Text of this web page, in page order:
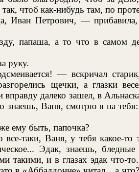
чтоб как-нибудь там, по
Иван Петрович, —
папаша, а то что в самом
руку.
— вскричал
щечки, а глазки
далеко зашел, в
знаешь, Ваня, смотрю я на
ему быть, папочка?
таки, Ваня, у тебя какое-то
Эдак, знаешь,
такими, и в глазах эдак что-